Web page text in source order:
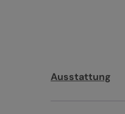
Ausstattung